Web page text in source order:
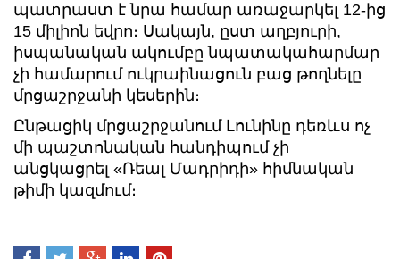
պատրաստ է նրա համար առաջարկել 12-ից
15 միլիոն եվրո։ Սակայն, ըստ աղբյուրի,
իսպանական ակումբը նպատակահարմար
չի համարում ուկրաինացուն բաց թողնելը
մրցաշրջանի կեսերին։
Ընթացիկ մրցաշրջանում Լունինը դեռևս ոչ
մի պաշտոնական հանդիպում չի
անցկացրել «Ռեալ Մադրիդի» հիմնական
թիմի կազմում։